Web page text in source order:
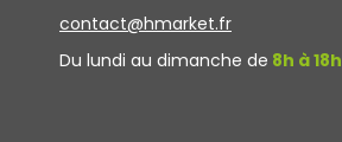
contact@hmarket.fr
Du lundi au dimanche de 8h à 18h